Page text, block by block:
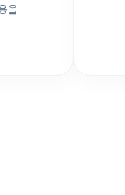
을